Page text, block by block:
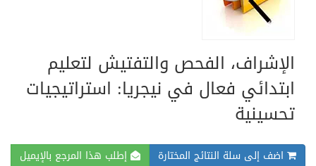
الإشراف، الفحص والتفتيش لتعليم
ابتدائي فعال في نيجريا: استراتيجيات
تحسينية
اضف إلى سلة النتائج المختارة إطلب هذا المرجع بالإيميل